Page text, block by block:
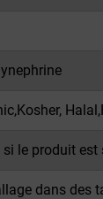
si le produit est
dans des